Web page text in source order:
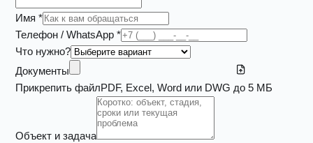
Имя *
Телефон / WhatsApp *
Что нужно?
Документы
Прикрепить файлPDF, Excel, Word или DWG до 5 МБ
Объект и задача